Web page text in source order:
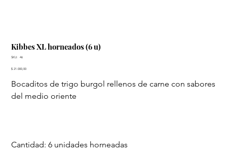
Kibbes XL horneados (6 u)
SKU:
SKU
46
Precio
$ 21.000,00
Bocaditos de trigo burgol rellenos de carne con sabores
del medio oriente
Cantidad: 6 unidades horneadas